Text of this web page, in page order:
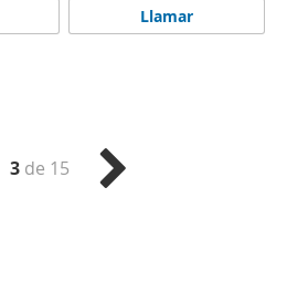
Llamar
3 de 15